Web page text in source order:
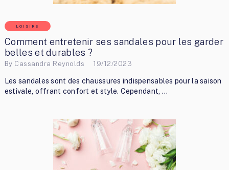
LOISIRS
Comment entretenir ses sandales pour les garder
belles et durables ?
By Cassandra Reynolds 19/12/2023
Les sandales sont des chaussures indispensables pour la saison
estivale, offrant confort et style. Cependant, …